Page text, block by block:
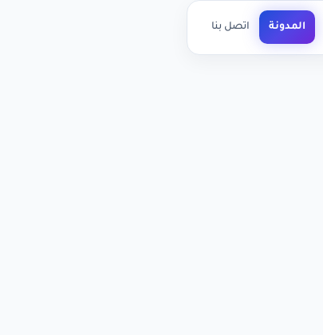
المدونة اتصل بنا